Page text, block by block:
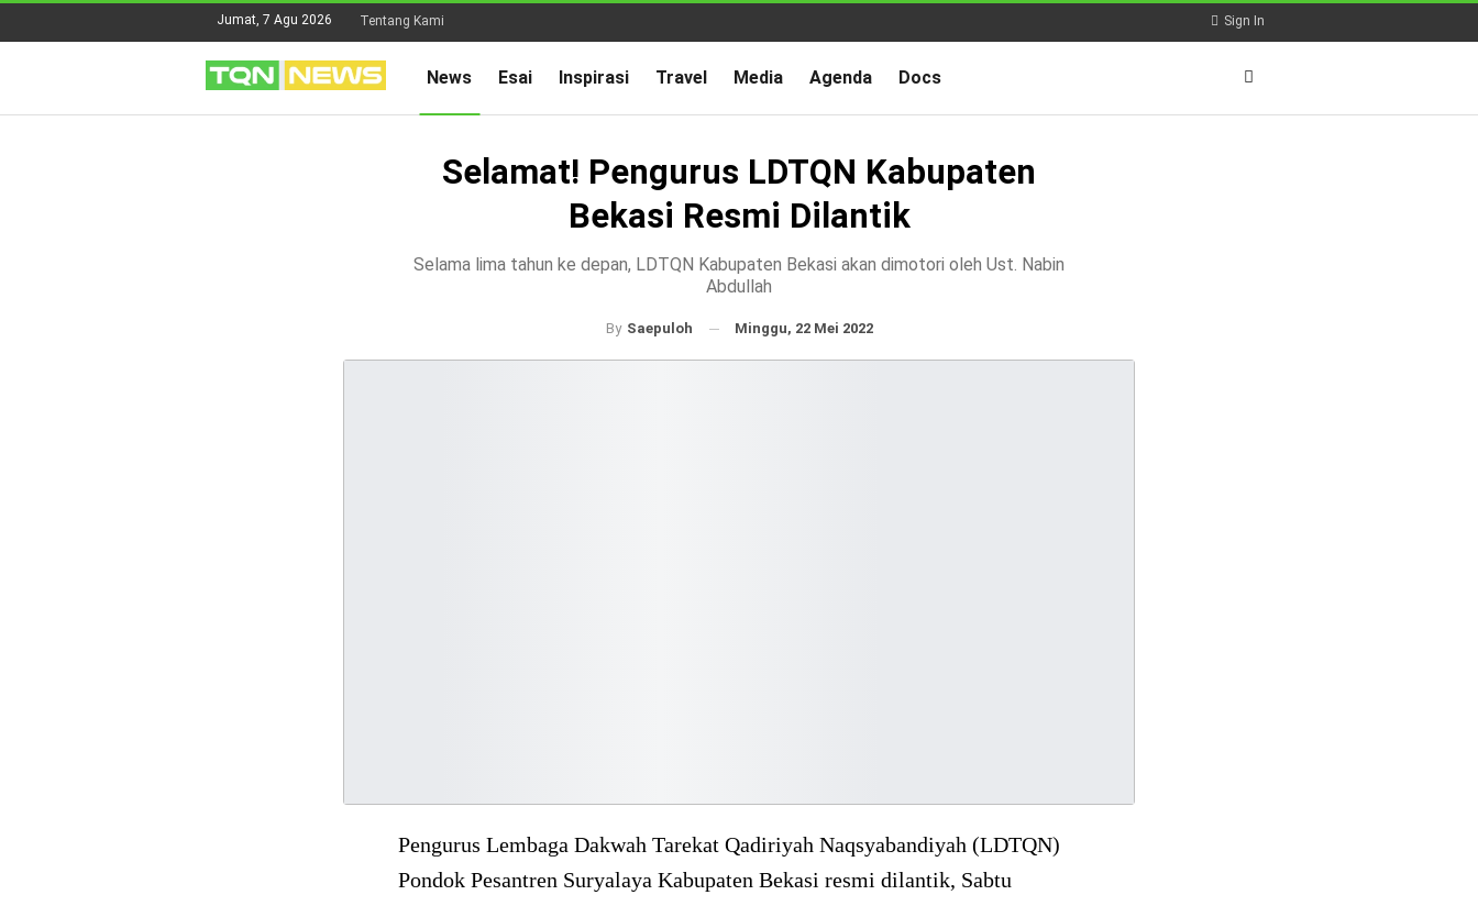
Sign In
Jumat, 7 Agu 2026 Tentang Kami
News Esai Inspirasi Travel Media Agenda Docs
Selamat! Pengurus LDTQN Kabupaten
Bekasi Resmi Dilantik
Selama lima tahun ke depan, LDTQN Kabupaten Bekasi akan dimotori oleh Ust. Nabin
Abdullah
By Saepuloh Minggu, 22 Mei 2022
Pengurus Lembaga Dakwah Tarekat Qadiriyah Naqsyabandiyah (LDTQN)
Pondok Pesantren Suryalaya Kabupaten Bekasi resmi dilantik, Sabtu